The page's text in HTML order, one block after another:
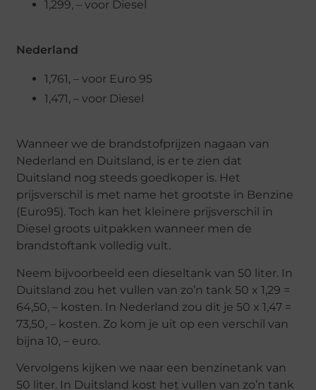
1,299, – voor Diesel
Nederland
1,761, – voor Euro 95
1,471, – voor Diesel
Wanneer we de brandstofprijzen nagaan van
Nederland en Duitsland, is er te zien dat
Duitsland nog steeds goedkoper is. Het
prijsverschil is met name het grootste in Benzine
(Euro95). Toch kan het kleinere prijsverschil in
Diesel groots uitpakken wanneer men de
brandstoftank volledig vult.
Neem bijvoorbeeld een dieseltank van 50 liter. In
Duitsland zou het vullen van zo’n tank 50 x 1,29 =
64,50, – kosten. In Nederland zou dit je 50 x 1,47 =
73,50, – kosten. Zo kom je uit op een verschil van
bijna 10, – euro.
Vervolgens kijken we naar een benzinetank van
50 liter. In Duitsland kost het vullen van zo’n tank